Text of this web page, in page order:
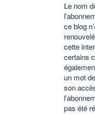
Le nom
ce blog
cette
certains
un mot
son
pas été